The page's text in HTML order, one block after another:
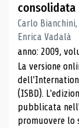
consolidata
Carlo
Enrica Vadalà
anno: 2009,
La versione
(ISBD).
pubblicata
promuovere